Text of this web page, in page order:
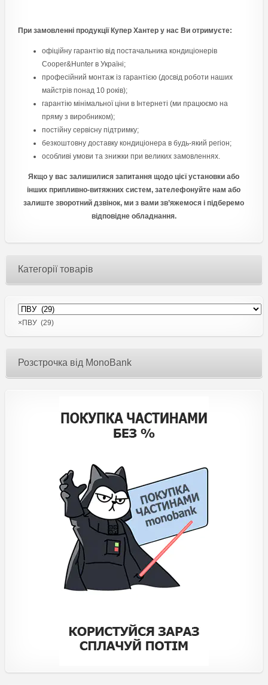
При замовленні продукції Купер Хантер у нас Ви отримуєте:
офіційну гарантію від постачальника кондиціонерів
Cooper&Hunter в Україні;
професійний монтаж із гарантією (досвід роботи наших
майстрів понад 10 років);
гарантію мінімальної ціни в Інтернеті (ми працюємо на
пряму з виробником);
постійну сервісну підтримку;
безкоштовну доставку кондиціонера в будь-який регіон;
особливі умови та знижки при великих замовленнях.
Якщо у вас залишилися запитання щодо цієї установки або
інших припливно-витяжних систем, зателефонуйте нам або
залиште зворотний дзвінок, ми з вами зв’яжемося і підберемо
відповідне обладнання.
Категорії товарів
×ПВУ (29)
Розстрочка від MonoBank